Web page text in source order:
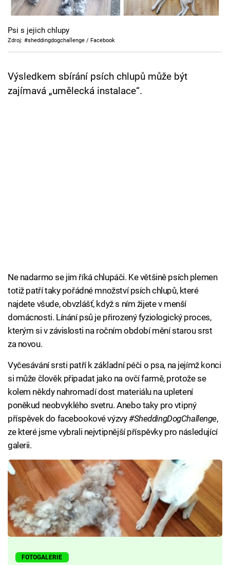
Cool Esport
Pořady
Sledujte prima+
Psi s jejich chlupy
Zdroj: #sheddingdogchallenge / Facebook
Výsledkem sbírání psích chlupů může být
zajímavá „umělecká instalace“.
Ne nadarmo se jim říká chlupáči. Ke většině psích plemen
totiž patří taky pořádné množství psích chlupů, které
najdete všude, obvzlášť, když s ním žijete v menší
domácnosti. Línání psů je přirozený fyziologický proces,
kterým si v závislosti na ročním období mění starou srst
za novou.
Vyčesávání srsti patří k základní péči o psa, na jejímž konci
si může člověk připadat jako na ovčí farmě, protože se
kolem někdy nahromadí dost materiálu na upletení
poněkud neobvyklého svetru. Anebo taky pro vtipný
příspěvek do facebookové výzvy#SheddingDogChallenge,
ze které jsme vybrali nejvtipnější příspěvky pro následující
galerii.
FOTOGALERIE